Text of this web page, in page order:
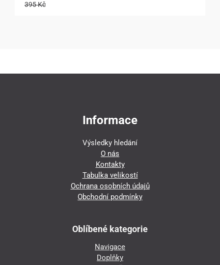
395 Kč
Informace
Výsledky hledání
O nás
Kontakty
Tabulka velikostí
Ochrana osobních údajů
Obchodní podmínky
Oblíbené kategorie
Navigace
Doplňky